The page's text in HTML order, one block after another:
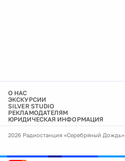
О НАС
ЭКСКУРСИИ
SILVER STUDIO
РЕКЛАМОДАТЕЛЯМ
ЮРИДИЧЕСКАЯ ИНФОРМАЦИЯ
2026 Радиостанция «Серебряный Дождь»